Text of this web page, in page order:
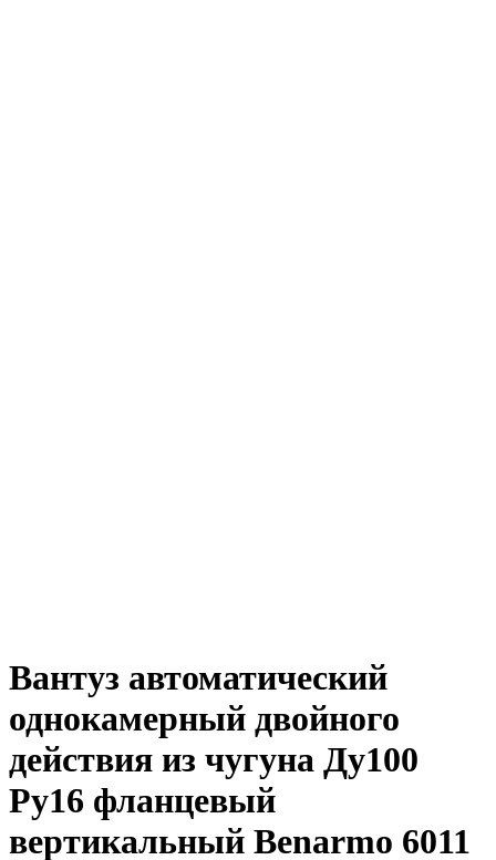
Вантуз автоматический
однокамерный двойного
действия из чугуна Ду100
Ру16 фланцевый
вертикальный Benarmo 6011